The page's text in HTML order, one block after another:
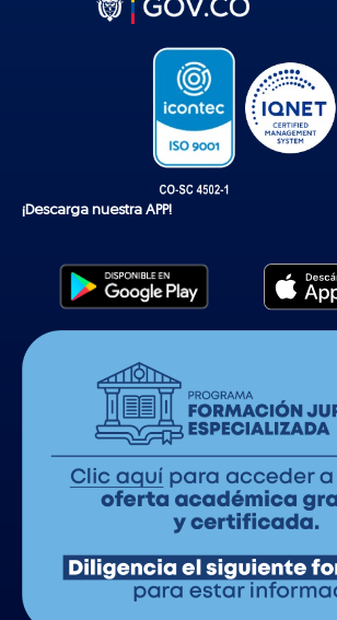
¡Descarga nuestra APP!